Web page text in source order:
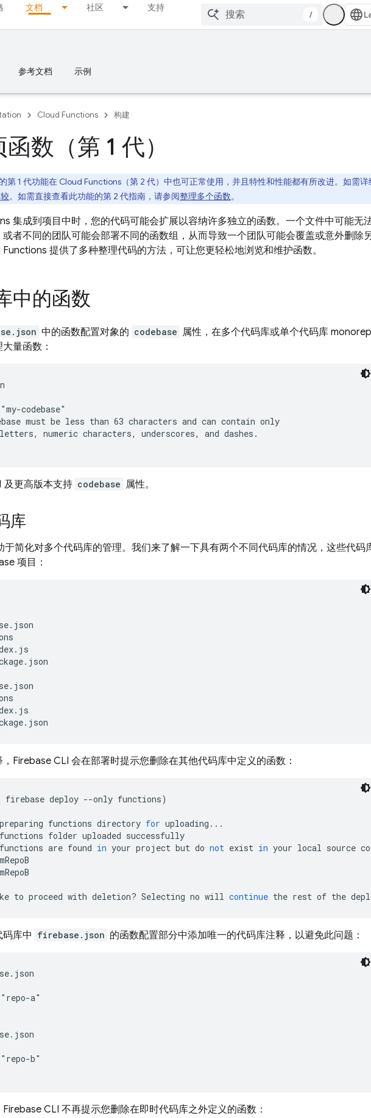
文档 社区 支持
/
参考文档 示例
Cloud Functions 构建
数（第 1 代）
第 1 代功能在 Cloud Functions（第 2 代）中也可正常使用，并且特性和性能都有所改进。如需详
。如需直接查看此功能的第 2 代指南，请参阅整理多个函数。
集成到项目中时，您的代码可能会扩展以容纳许多独立的函数。一个文件中可能无
者不同的团队可能会部署不同的函数组，从而导致一个团队可能会覆盖或意外删除
提供了多种整理代码的方法，可让您更轻松地浏览和维护函数。
中的函数
中的函数配置对象的 codebase 属性，在多个代码库或单个代码库
量函数：
codebase"
must be less than 63 characters and can contain only
numeric characters, underscores, and dashes.
及更高版本支持 codebase 属性。
库
于简化对多个代码库的管理。我们来了解一下具有两个不同代码库的情况，这些代码
项目：
Firebase CLI 会在部署时提示您删除在其他代码库中定义的函数：
firebase deploy --only functions)
preparing functions directory for uploading ...
functions folder uploaded successfully
functions are found in your project but do not exist in your local source
to proceed with deletion? Selecting no will continue the rest of the
库中 firebase.json 的函数配置部分中添加唯一的代码库注释，以避免此问题：
a"
b"
CLI 不再提示您删除在即时代码库之外定义的函数：